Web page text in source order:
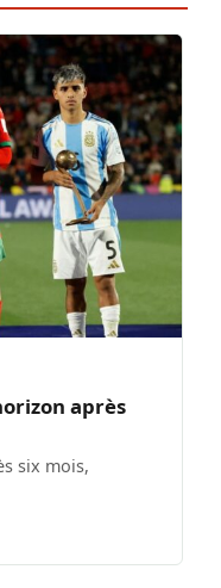
après
six mois,